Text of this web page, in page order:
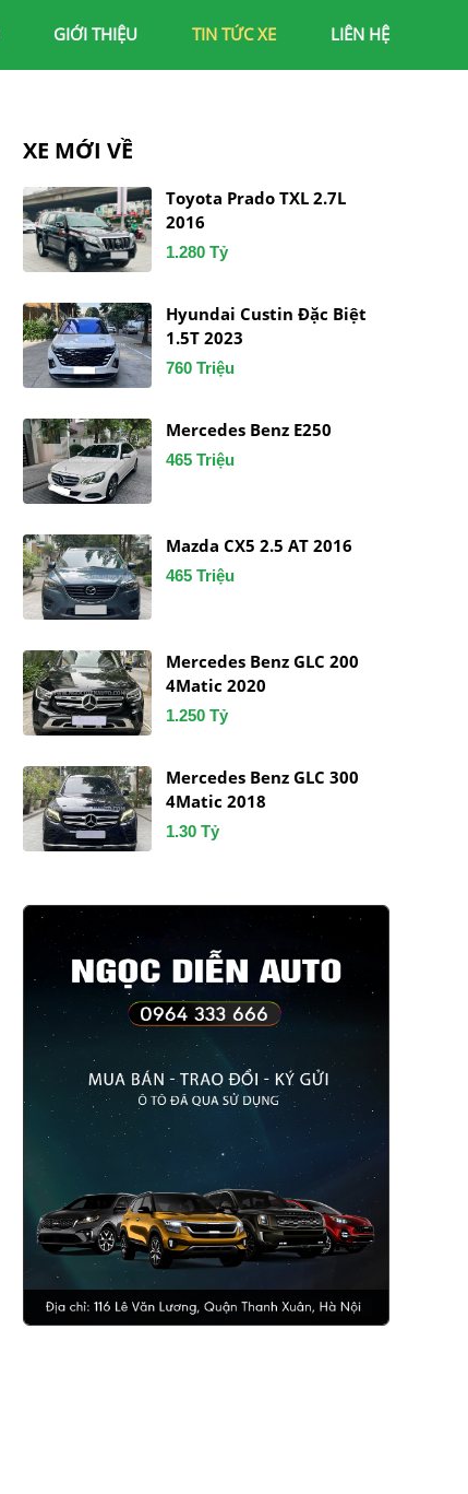
GIỚI THIỆU TIN TỨC XE LIÊN HỆ
XE MỚI VỀ
Toyota Prado TXL 2.7L
2016
1.280 Tỷ
Hyundai Custin Đặc Biệt
1.5T 2023
760 Triệu
Mercedes Benz E250
465 Triệu
Mazda CX5 2.5 AT 2016
465 Triệu
Mercedes Benz GLC 200
4Matic 2020
1.250 Tỷ
Mercedes Benz GLC 300
4Matic 2018
1.30 Tỷ